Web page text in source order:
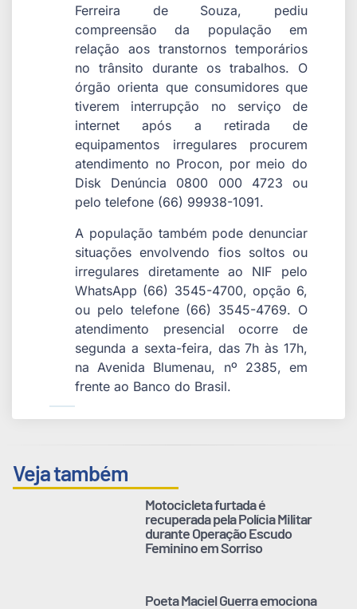
Ferreira de Souza, pediu
compreensão da população em
relação aos transtornos temporários
no trânsito durante os trabalhos. O
órgão orienta que consumidores que
tiverem interrupção no serviço de
internet após a retirada de
equipamentos irregulares procurem
atendimento no Procon, por meio do
Disk Denúncia 0800 000 4723 ou
pelo telefone (66) 99938-1091.
A população também pode denunciar
situações envolvendo fios soltos ou
irregulares diretamente ao NIF pelo
WhatsApp (66) 3545-4700, opção 6,
ou pelo telefone (66) 3545-4769. O
atendimento presencial ocorre de
segunda a sexta-feira, das 7h às 17h,
na Avenida Blumenau, nº 2385, em
frente ao Banco do Brasil.
Veja também
Motocicleta furtada é
recuperada pela Polícia Militar
durante Operação Escudo
Feminino em Sorriso
Poeta Maciel Guerra emociona